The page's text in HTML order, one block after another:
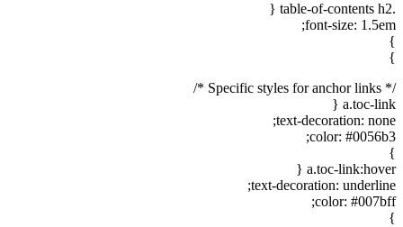
.table-of-contents h2 {
font-size: 1.5em;
}
}
/* Specific styles for anchor links */
a.toc-link {
text-decoration: none;
color: #0056b3;
}
a.toc-link:hover {
text-decoration: underline;
color: #007bff;
}